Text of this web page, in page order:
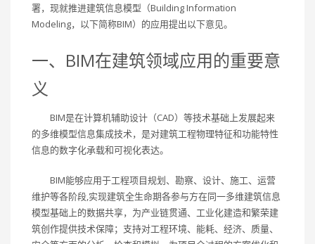
署，现就推进建筑信息模型（Building Information
Modeling，以下简称BIM）的应用提出以下意见。
一、BIM在建筑领域应用的重要意
义
BIM是在计算机辅助设计（CAD）等技术基础上发展起来
的多维模型信息集成技术，是对建筑工程物理特征和功能特性
信息的数字化承载和可视化表达。
BIM能够应用于工程项目规划、勘察、设计、施工、运营
维护等各阶段,实现建筑全生命期各参与方在同一多维建筑信息
模型基础上的数据共享，为产业链贯通、工业化建造和繁荣建
筑创作提供技术保障；支持对工程环境、能耗、经济、质量、